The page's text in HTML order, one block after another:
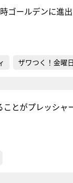
ゴールデンに進
ザワつく！金曜日
とがプレッシ